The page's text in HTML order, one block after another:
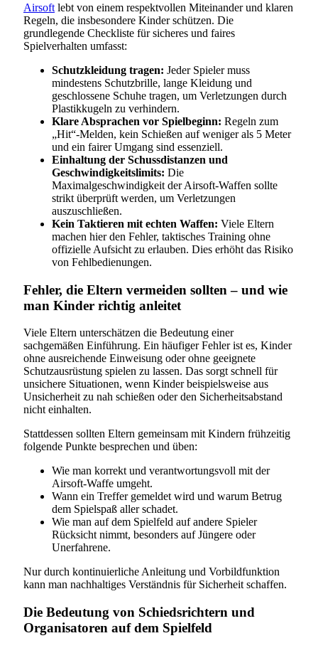
Airsoft lebt von einem respektvollen Miteinander und klaren
Regeln, die insbesondere Kinder schützen. Die
grundlegende Checkliste für sicheres und faires
Spielverhalten umfasst:
Schutzkleidung tragen: Jeder Spieler muss
mindestens Schutzbrille, lange Kleidung und
geschlossene Schuhe tragen, um Verletzungen durch
Plastikkugeln zu verhindern.
Klare Absprachen vor Spielbeginn: Regeln zum
„Hit“-Melden, kein Schießen auf weniger als 5 Meter
und ein fairer Umgang sind essenziell.
Einhaltung der Schussdistanzen und
Geschwindigkeitslimits: Die
Maximalgeschwindigkeit der Airsoft-Waffen sollte
strikt überprüft werden, um Verletzungen
auszuschließen.
Kein Taktieren mit echten Waffen: Viele Eltern
machen hier den Fehler, taktisches Training ohne
offizielle Aufsicht zu erlauben. Dies erhöht das Risiko
von Fehlbedienungen.
Fehler, die Eltern vermeiden sollten – und wie
man Kinder richtig anleitet
Viele Eltern unterschätzen die Bedeutung einer
sachgemäßen Einführung. Ein häufiger Fehler ist es, Kinder
ohne ausreichende Einweisung oder ohne geeignete
Schutzausrüstung spielen zu lassen. Das sorgt schnell für
unsichere Situationen, wenn Kinder beispielsweise aus
Unsicherheit zu nah schießen oder den Sicherheitsabstand
nicht einhalten.
Stattdessen sollten Eltern gemeinsam mit Kindern frühzeitig
folgende Punkte besprechen und üben:
Wie man korrekt und verantwortungsvoll mit der
Airsoft-Waffe umgeht.
Wann ein Treffer gemeldet wird und warum Betrug
dem Spielspaß aller schadet.
Wie man auf dem Spielfeld auf andere Spieler
Rücksicht nimmt, besonders auf Jüngere oder
Unerfahrene.
Nur durch kontinuierliche Anleitung und Vorbildfunktion
kann man nachhaltiges Verständnis für Sicherheit schaffen.
Die Bedeutung von Schiedsrichtern und
Organisatoren auf dem Spielfeld